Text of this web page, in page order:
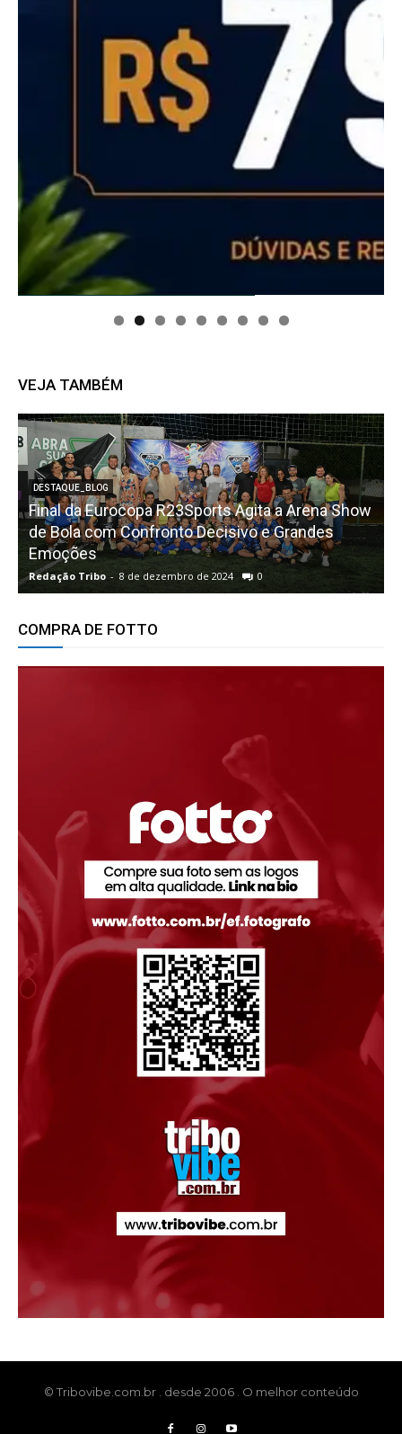
VEJA TAMBÉM
DESTAQUE_BLOG
Final da Eurocopa R23Sports Agita a Arena Show
de Bola com Confronto Decisivo e Grandes
Emoções
Redação Tribo - 8 de dezembro de 2024 0
COMPRA DE FOTTO
© Tribovibe.com.br . desde 2006 . O melhor conteúdo